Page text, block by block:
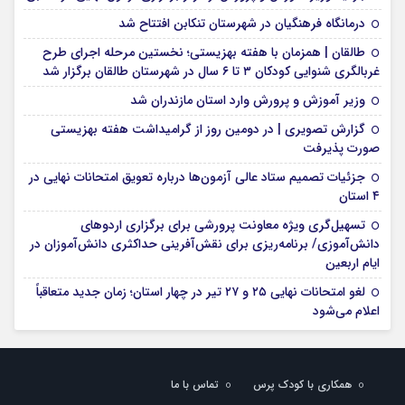
درمانگاه فرهنگیان در شهرستان تنکابن افتتاح شد
طالقان | همزمان با هفته بهزیستی؛ نخستین مرحله اجرای طرح
غربالگری شنوایی کودکان ۳ تا ۶ سال در شهرستان طالقان برگزار شد
وزیر آموزش و پرورش وارد استان مازندران شد
گزارش تصویری | در دومین روز از گرامیداشت هفته بهزیستی
صورت پذیرفت
جزئیات تصمیم ستاد عالی آزمون‌ها درباره تعویق امتحانات نهایی در
۴ استان
تسهیل‌گری ویژه معاونت پرورشی برای برگزاری اردوهای
دانش‌آموزی/ برنامه‌ریزی برای نقش‌آفرینی حداکثری دانش‌آموزان در
ایام اربعین
لغو امتحانات نهایی ۲۵ و ۲۷ تیر در چهار استان؛ زمان جدید متعاقباً
اعلام می‌شود
همکاری با کودک پرس تماس با ما